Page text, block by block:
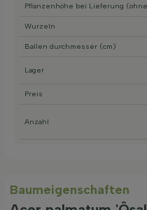
Pflanzenhöhe bei Lieferung
Wurzeln
Ballen durchmesser (cm)
Lager
Preis
Anzahl
Baum­eigen­schaften